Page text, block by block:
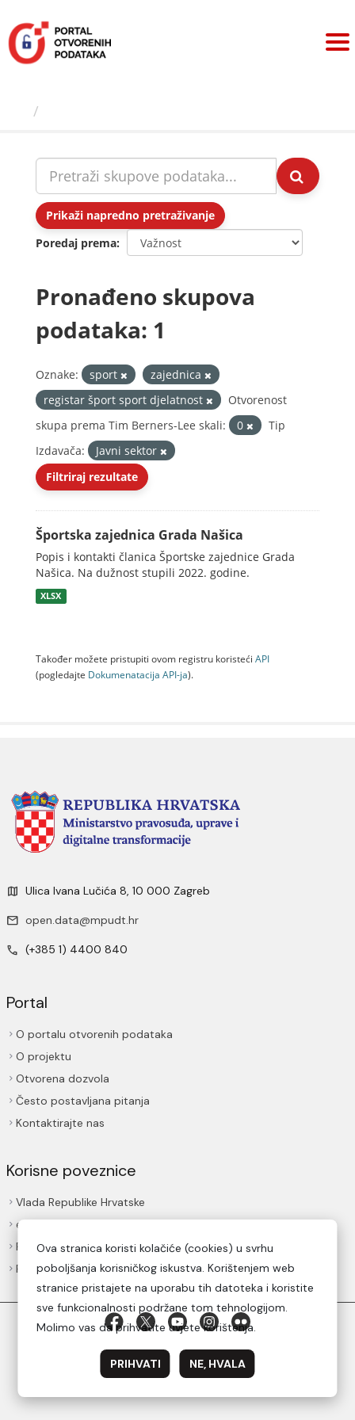
sadržaj
Prikaži napredno pretraživanje
Poredaj prema
Pronađeno skupova
podataka: 1
Oznake: sport
zajednica
registar šport sport djelatnost
Otvorenost
skupa prema Tim Berners-Lee skali:
0
Tip
Izdavača:
Javni sektor
Filtriraj rezultate
Športska zajednica Grada Našica
Popis i kontakti članica Športske zajednice Grada
Našica. Na dužnost stupili 2022. godine.
XLSX
Također možete pristupiti ovom registru koristeći API
(pogledajte Dokumenаtаcijа API-jа).